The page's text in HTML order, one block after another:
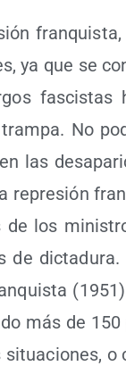
ya que se
fas­cis­tas
No
las
repre­sión
de los
de dic­ta­du­ra.
más de
situa­cio­nes, o